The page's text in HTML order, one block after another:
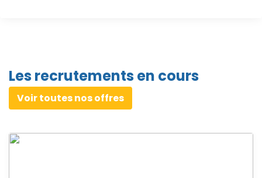
Les recrutements en cours
Voir toutes nos offres